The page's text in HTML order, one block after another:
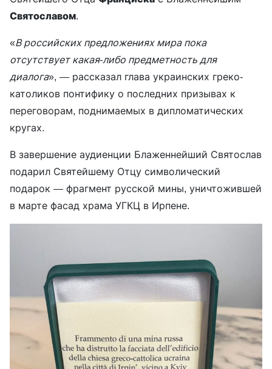
Святославом.
«В российских предложениях мира пока
отсутствует какая-либо предметность для
диалога», — рассказал глава украинских греко-
католиков понтифику о последних призывах к
переговорам, поднимаемых в дипломатических
кругах.
В завершение аудиенции Блаженнейший Святослав
подарил Святейшему Отцу символический
подарок — фрагмент русской мины, уничтожившей
в марте фасад храма УГКЦ в Ирпене.